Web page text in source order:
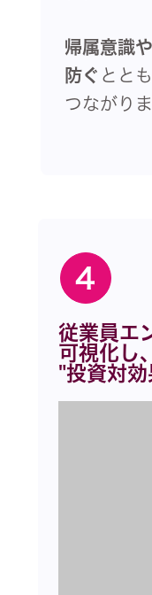
帰属意識
防ぐ ととも
つながりま
4
従業員エ
可視化し
"投資対